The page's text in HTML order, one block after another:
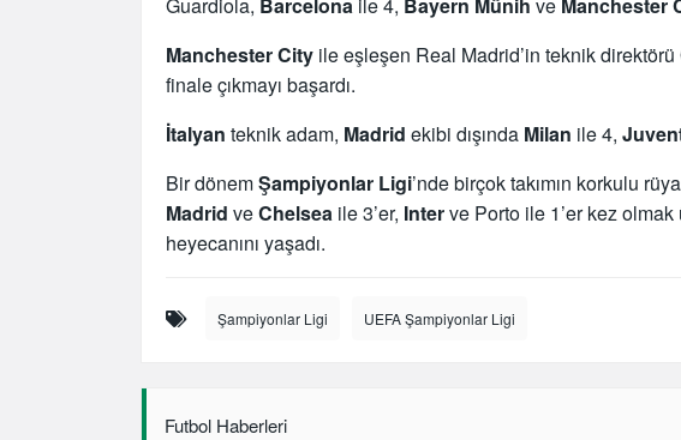
Guardiola, Barcelona ile 4, Bayern Münih ve Manchester
Manchester City ile eşleşen Real Madrid’in teknik direktörü
finale çıkmayı başardı.
İtalyan teknik adam, Madrid ekibi dışında Milan ile 4,
Bir dönemŞampiyonlar Ligi’nde birçok takımın korkulu
Madrid veChelsea ile 3’er, Interve Porto ile 1’er kez
heyecanını yaşadı.
Şampiyonlar Ligi UEFA Şampiyonlar Ligi
Futbol Haberleri